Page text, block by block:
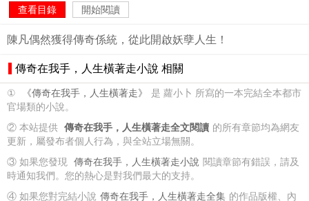
查看目錄 開始閱讀
陳凡偶然獲得傳奇係統，從此開啟妖孽人生！
傳奇在我手，人生橫著走小說 相關
① 《傳奇在我手，人生橫著走》
是 蘿小卜 所寫的一本完結全本都市
官場類的小說。
② 本站提供 傳奇在我手，人生橫著走全文閱讀 的所有章節均為網友
更新，屬發布者個人行為，與全站立場無關。
③ 如果您發現 傳奇在我手，人生橫著走小說 閱讀章節有錯誤，請及
時通知我們。您的熱心是對我們最大的支持。
④ 如果您對完結小說 傳奇在我手，人生橫著走全集 的作品版權、內